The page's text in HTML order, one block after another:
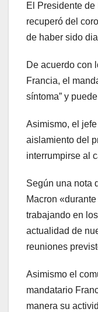
El Presidente
recuperó del
de haber sido
De acuerdo con
Francia, el
síntoma” y
Asimismo, el
aislamiento del
interrumpirse al
Según una nota
Macron
trabajando en
actualidad de
reuniones
Asimismo el
mandatario
manera su